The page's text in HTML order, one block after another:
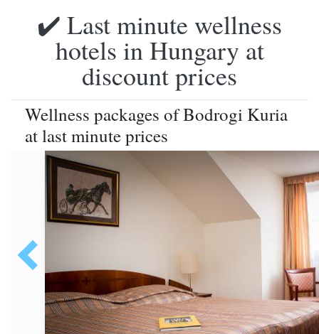
✔️ Last minute wellness
hotels in Hungary at
discount prices
Wellness packages of Bodrogi Kuria
at last minute prices